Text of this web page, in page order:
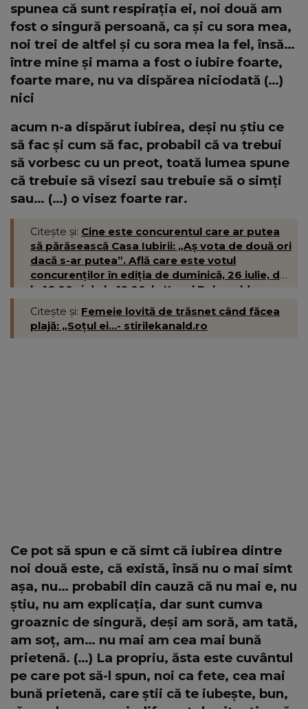
spunea că sunt respirația ei, noi două am
fost o singură persoană, ca și cu sora mea,
noi trei de altfel și cu sora mea la fel, însă…
între mine și mama a fost o iubire foarte,
foarte mare, nu va dispărea niciodată (…)
nici
acum n-a dispărut iubirea, deși nu știu ce
să fac și cum să fac, probabil că va trebui
să vorbesc cu un preot, toată lumea spune
că trebuie să visezi sau trebuie să o simți
sau… (…) o visez foarte rar.
Citește și: Cine este concurentul care ar putea
să părăsească Casa Iubirii: „Aș vota de două ori
dacă s-ar putea”. Află care este votul
concurenților în ediția de duminică, 26 iulie, de
la 16:00 și de la 19:00, la Kanal D- kanald.ro
Citește și: Femeie lovită de trăsnet când făcea
plajă: „Soțul ei...- stirilekanald.ro
Ce pot să spun e că simt că iubirea dintre
noi două este, că există, însă nu o mai simt
așa, nu… probabil din cauză că nu mai e, nu
știu, nu am explicația, dar sunt cumva
groaznic de singură, deși am soră, am tată,
am soț, am… nu mai am cea mai bună
prietenă. (…) La propriu, ăsta este cuvântul
pe care pot să-l spun, noi ca fete, cea mai
bună prietenă, care știi că te iubește, bun,